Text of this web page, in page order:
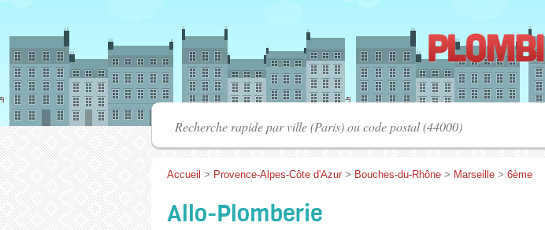
Accueil > Provence-Alpes-Côte d'Azur > Bouches-du-Rhône > Marseille > 6ème
Allo-Plomberie